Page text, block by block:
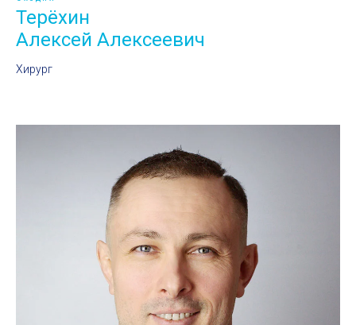
Терёхин
Алексей Алексеевич
Хирург